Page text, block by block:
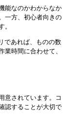
能なのかわからなか
一方、初心者向きの
。
であれば、ものの数
時間に合わせて、
意されています。コ
認することが大切で